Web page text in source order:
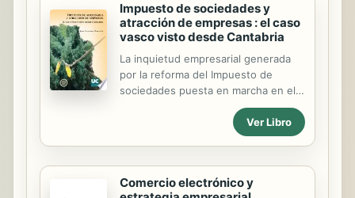
Impuesto de sociedades y
atracción de empresas : el caso
vasco visto desde Cantabria
La inquietud empresarial generada
por la reforma del Impuesto de
sociedades puesta en marcha en el
País Vasco en 1996, manifiestamente
favorable a las empresas, motiva el
estudio cualitativo y cuantitativo de
iniciativa fiscal. La autora del trabajo
ha tenido el mérito de ser oportuna y
Ver Libro
Comercio electrónico y